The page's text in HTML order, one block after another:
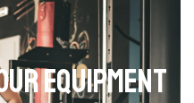
equipment